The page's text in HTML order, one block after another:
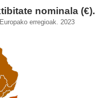
(€).
nominala (€).
erregioak. 2023